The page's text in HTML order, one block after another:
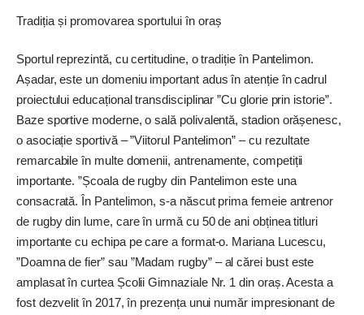
Tradiția și promovarea sportului în oraș
Sportul reprezintă, cu certitudine, o tradiție în Pantelimon.
Așadar, este un domeniu important adus în atenție în cadrul
proiectului educațional transdisciplinar ”Cu glorie prin istorie”.
Baze sportive moderne, o sală polivalentă, stadion orășenesc,
o asociație sportivă – ”Viitorul Pantelimon” – cu rezultate
remarcabile în multe domenii, antrenamente, competiții
importante. ”Școala de rugby din Pantelimon este una
consacrată. În Pantelimon, s-a născut prima femeie antrenor
de rugby din lume, care în urmă cu 50 de ani obținea titluri
importante cu echipa pe care a format-o. Mariana Lucescu,
”Doamna de fier” sau ”Madam rugby” – al cărei bust este
amplasat în curtea Școlii Gimnaziale Nr. 1 din oraș. Acesta a
fost dezvelit în 2017, în prezența unui număr impresionant de